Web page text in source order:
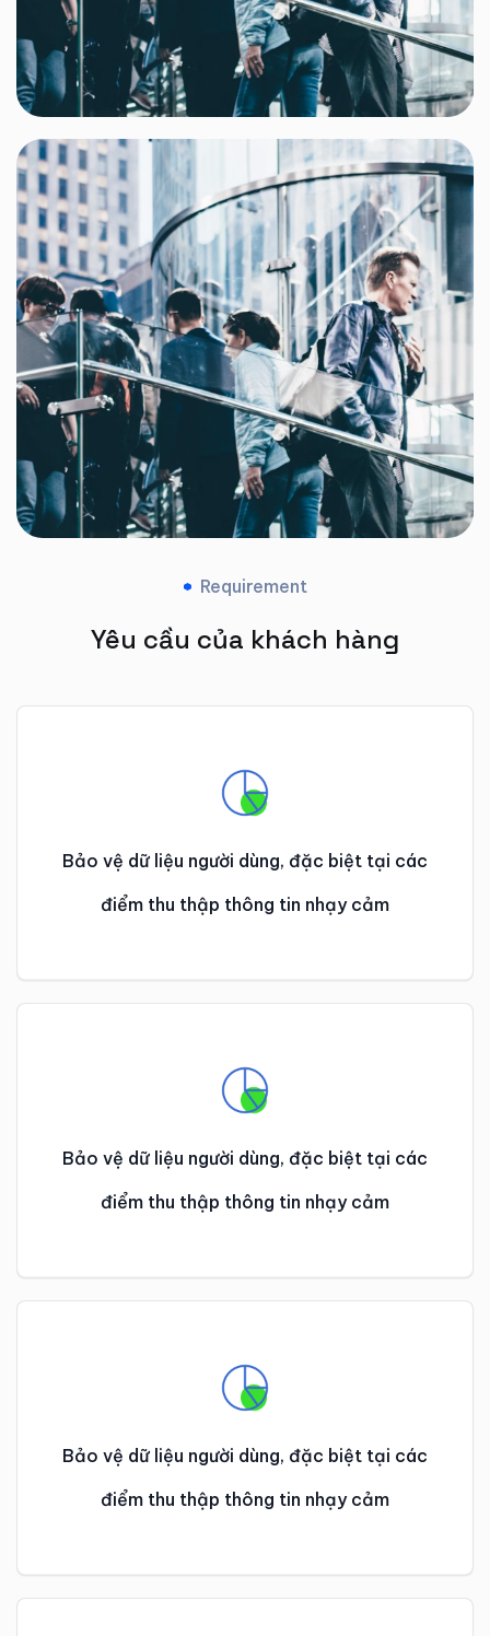
Requirement
Yêu cầu của khách hàng
Bảo vệ dữ liệu người dùng, đặc biệt tại các
điểm thu thập thông tin nhạy cảm
Bảo vệ dữ liệu người dùng, đặc biệt tại các
điểm thu thập thông tin nhạy cảm
Bảo vệ dữ liệu người dùng, đặc biệt tại các
điểm thu thập thông tin nhạy cảm